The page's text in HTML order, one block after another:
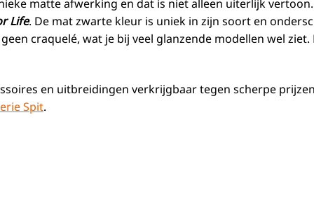
matte afwerking en dat is niet alleen uiterlijk
Life. De mat zwarte kleur is uniek in zijn soort en
craquelé, wat je bij veel glanzende modellen wel
en uitbreidingen verkrijgbaar tegen scherpe
Spit.